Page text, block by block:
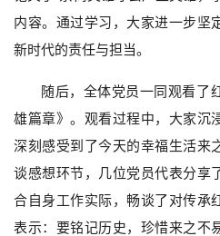
内容。通过学习，大家进一步坚
新时代的责任与担当。
随后，全体党员一同观看了
雄篇章》。观看过程中，大家沉
深刻感受到了今天的幸福生活来
谈感想环节，几位党员代表分享
合自身工作实际，畅谈了对传承
表示：要铭记历史，珍惜来之不